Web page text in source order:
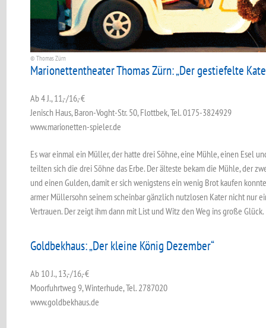
© Thomas Zürn
Marionettentheater Thomas Zürn: „Der gestiefelte
Ab 4 J., 11,-/16,-€
Jenisch Haus, Baron-Voght-Str. 50, Flottbek, Tel. 0175-3824929
www.marionetten-spieler.de
Es war einmal ein Müller, der hatte drei Söhne, eine Mühle, einen Esel
teilten sich die drei Söhne das Erbe. Der älteste bekam die Mühle, der
und einen Gulden, damit er sich wenigstens ein wenig Brot kaufen
armer Müllersohn seinem scheinbar gänzlich nutzlosen Kater nicht nur
Vertrauen. Der zeigt ihm dann mit List und Witz den Weg ins große Glück.
Goldbekhaus: „Der kleine König Dezember“
Ab 10 J., 13,-/16,-€
Moorfuhrtweg 9, Winterhude, Tel. 2787020
www.goldbekhaus.de